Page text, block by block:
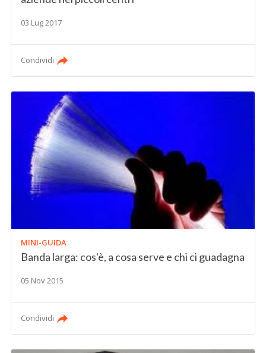
03 Lug 2017
Condividi
MINI-GUIDA
Banda larga: cos'è, a cosa serve e chi ci guadagna
05 Nov 2015
Condividi